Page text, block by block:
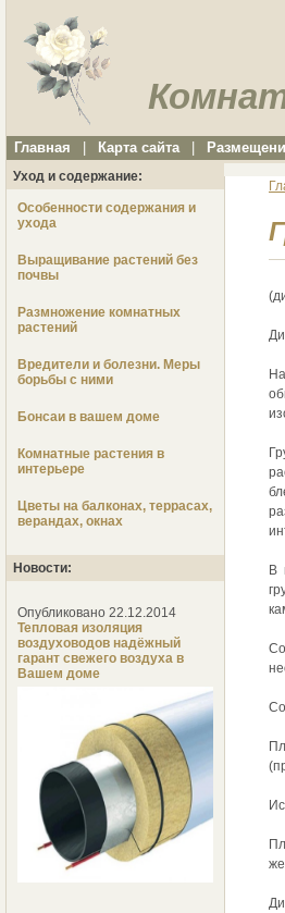
Главная Карта сайта
Уход и содержание:
Особенности содержания и
ухода
Выращивание растений без
почвы
Размножение комнатных
растений
Вредители и болезни. Меры
борьбы с ними
Бонсаи в вашем доме
Комнатные растения в
интерьере
Цветы на балконах, террасах,
верандах, окнах
Новости:
Опубликовано 22.12.2014
Тепловая изоляция
воздуховодов надёжный
гарант свежего воздуха в
Вашем доме
В